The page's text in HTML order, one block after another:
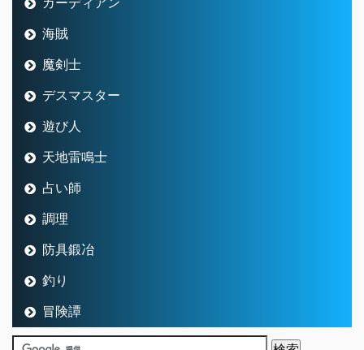
海賊
魔剣士
デスマスター
遊び人
天地雷鳴士
占い師
調理
防具鍛冶
釣り
冒険譚